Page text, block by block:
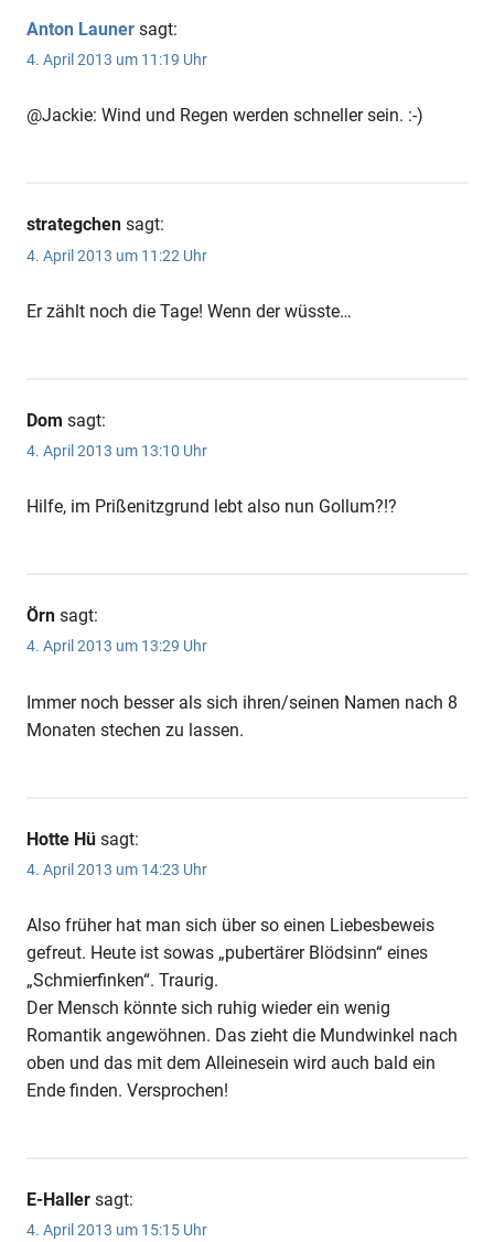
Anton Launer sagt:
4. April 2013 um 11:19 Uhr
@Jackie: Wind und Regen werden schneller sein. :-)
strategchen sagt:
4. April 2013 um 11:22 Uhr
Er zählt noch die Tage! Wenn der wüsste…
Dom sagt:
4. April 2013 um 13:10 Uhr
Hilfe, im Prißenitzgrund lebt also nun Gollum?!?
Örn sagt:
4. April 2013 um 13:29 Uhr
Immer noch besser als sich ihren/seinen Namen nach 8
Monaten stechen zu lassen.
Hotte Hü sagt:
4. April 2013 um 14:23 Uhr
Also früher hat man sich über so einen Liebesbeweis
gefreut. Heute ist sowas „pubertärer Blödsinn“ eines
„Schmierfinken“. Traurig.
Der Mensch könnte sich ruhig wieder ein wenig
Romantik angewöhnen. Das zieht die Mundwinkel nach
oben und das mit dem Alleinesein wird auch bald ein
Ende finden. Versprochen!
E-Haller sagt:
4. April 2013 um 15:15 Uhr